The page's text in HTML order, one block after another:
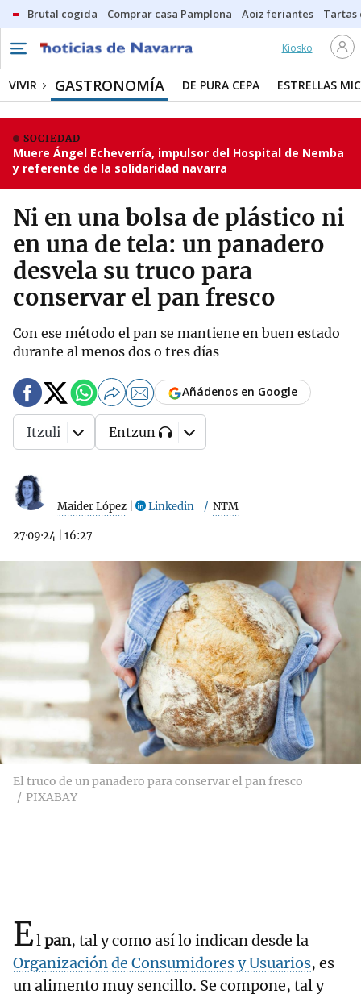
Brutal cogida Comprar casa Pamplona Aoiz feriantes Tartas
Kiosko
VIVIR GASTRONOMÍA DE PURA CEPA ESTRELLAS
SOCIEDAD
Muere Ángel Echeverría, impulsor del Hospital de Nemba
y referente de la solidaridad navarra
Ni en una bolsa de plástico ni
en una de tela: un panadero
desvela su truco para
conservar el pan fresco
Con ese método el pan se mantiene en buen estado
durante al menos dos o tres días
Maider López Linkedin NTM
27·09·24 16:27
Añádenos en Google
Itzuli Entzun
El truco de un panadero para conservar el pan fresco
PIXABAY
Elpan, tal y como así lo indican desde la
Organización de Consumidores y Usuarios, es
un alimento muy sencillo. Se compone, tal y